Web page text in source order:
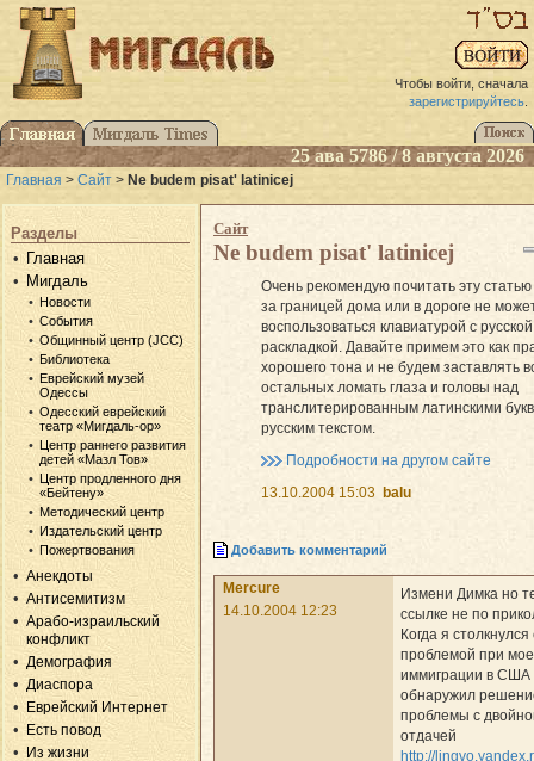
Чтобы войти, сначала
зарегистрируйтесь.
25 ава 5786 / 8 августа 2026
Главная > Сайт > Ne budem pisat' latinicej
Разделы
Главная
Мигдаль
Новости
События
Общинный центр (JCC)
Библиотека
Еврейский музей
Одессы
Одесский еврейский
театр «Мигдаль-ор»
Центр раннего развития
детей «Мазл Тов»
Центр продленного дня
«Бейтену»
Методический центр
Издательский центр
Пожертвования
Анекдоты
Антисемитизм
Арабо-израильский
конфликт
Демография
Диаспора
Еврейский Интернет
Есть повод
Из жизни
Сайт
Ne budem pisat' latinicej
Очень рекомендую почитать эту статью
за границей дома или в дороге не
воспользоваться клавиатурой с русской
раскладкой. Давайте примем это как
хорошего тона и не будем заставлять
остальных ломать глаза и головы над
транслитерированным латинскими
русским текстом.
Подробности на другом сайте
13.10.2004 15:03
balu
Добавить комментарий
Mercure
14.10.2004 12:23
Измени Димка но
ссылке не по
Когда я столкнулся
проблемой при
иммиграции в США
обнаружил
проблемы с
отдачей
http://